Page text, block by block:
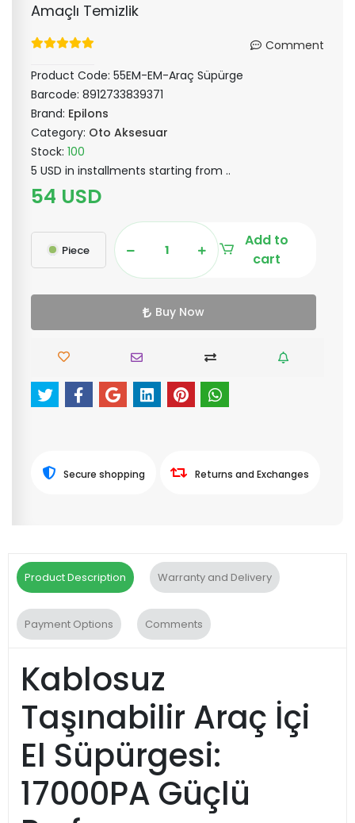
Amaçlı Temizlik
Comment
Product Code: 55EM-EM-Araç Süpürge
Barcode: 8912733839371
Brand: Epilons
Category: Oto Aksesuar
Stock: 100
5 USD in installments starting from ..
54 USD
Piece
Add to
cart
Buy Now
Secure shopping Returns and Exchanges
Product Description Warranty and Delivery
Payment Options Comments
Kablosuz
Taşınabilir Araç İçi
El Süpürgesi:
17000PA Güçlü